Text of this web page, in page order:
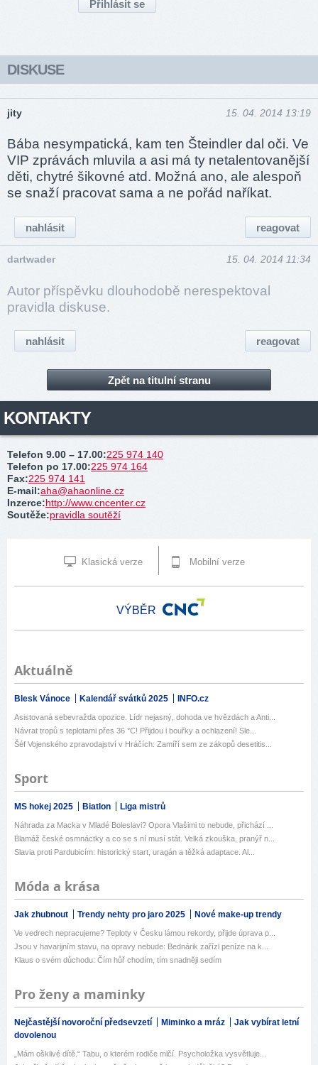
DISKUSE
jity 15. 04. 2014 13:19
Bába nesympatická, kam ten Šteindler dal oči. Ve
VIP zprávách mluvila a asi má ty netalentovanější
děti, chytré šikovné atd. Možná ano, ale alespoň
se snaží pracovat sama a ne pořád naříkat.
reagovat
nahlásit
dartwader 15. 04. 2014 11:34
Autor příspěvku dlouhodobě nerespektoval
pravidla diskuse.
reagovat
nahlásit
Zpět na titulní stranu
KONTAKTY
Telefon 9.00 – 17.00:225 974 140
Telefon po 17.00:225 974 164
Fax:225 974 141
E-mail:aha@ahaonline.cz
Inzerce:http://www.cncenter.cz
Soutěže:pravidla soutěží
Klasická verze Mobilní verze
VÝBĚR
Aktuálně
Blesk Vánoce Kalendář svátků 2025 INFO.cz
Asistovaná sebevražda opozice. Lídr nejasný, dohoda ve hvězdách a Anti...
Návrat tropů s teplotami přes 36 °C! Přijdou i bouřky a ochlazení! Sle...
Šéf Vojenského zpravodajství v Hráčích: Zamíří sem ze zákopů desetitis...
Sport
MS hokej 2025 Biatlon Liga mistrů
Náhrada za Macka v Mladé Boleslavi? Opora Vlašimi to nebude, přichází ...
Blamáž české osmnáctky a co se s ní musí stát. Velká zkouška, pranýř n...
Slavia proti Pardubicím: historický start, uragán a těžká adaptace. Al...
Móda a krása
Jak zhubnout Trendy nehty pro jaro 2025 Nové make-up trendy
Ve vedrech nepracujeme? Teploty v Česku lámou rekordy, přijde úprava p...
Jsou v havarijním stavu, na opravy nebude: Bednárik zařízl peníze na k...
Klaus o svém důchodu: Čím hůř chodím, tím snadněji sedím
Pro ženy a maminky
Nejčastější novoroční předsevzetí Miminko a mráz
Jak vybírat letní
dovolenou
„Mám ošklivé dítě.“ Tabu, o kterém rodiče mlčí. Psycholožka vysvětluje...